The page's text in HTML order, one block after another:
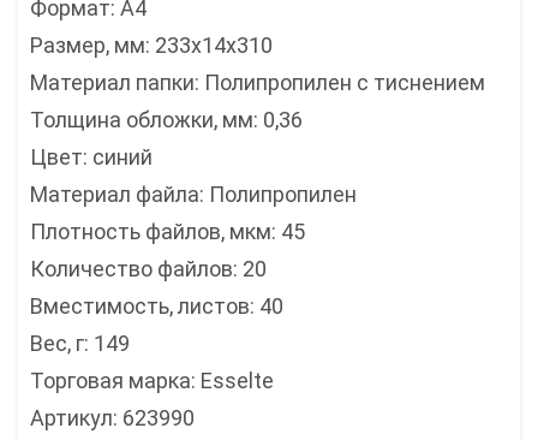
Формат: А4
Размер, мм: 233x14x310
Материал папки: Полипропилен с тиснением
Толщина обложки, мм: 0,36
Цвет: синий
Материал файла: Полипропилен
Плотность файлов, мкм: 45
Количество файлов: 20
Вместимость, листов: 40
Вес, г: 149
Торговая марка: Esselte
Артикул: 623990